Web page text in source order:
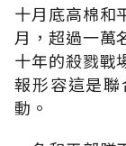
十月底高棉和
月，超過一萬
十年的殺戮戰
報形容這是
動。